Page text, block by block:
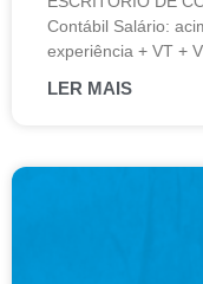
Contábil Salário:
experiência + VT +
LER MAIS